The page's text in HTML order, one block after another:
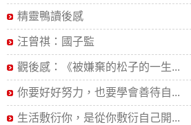
精靈鴨讀後感
汪曾祺：國子監
觀後感：《被嫌棄的松子的一生...
你要好好努力，也要學會善待自...
生活敷衍你，是從你敷衍自己開...